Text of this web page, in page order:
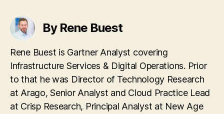
By Rene Buest
Rene Buest is Gartner Analyst covering
Infrastructure Services & Digital Operations. Prior
to that he was Director of Technology Research
at Arago, Senior Analyst and Cloud Practice Lead
at Crisp Research, Principal Analyst at New Age